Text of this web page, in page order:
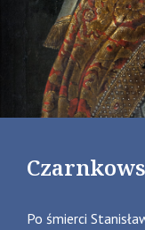
Po śmierci